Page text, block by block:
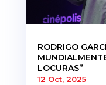
RODRIGO
LOCURAS”
12 Oct, 2025